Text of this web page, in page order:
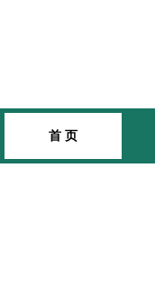
首 页